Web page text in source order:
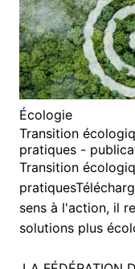
Écologie
Transition
pratiques -
Transition
sens à l'action, il
solutions plus